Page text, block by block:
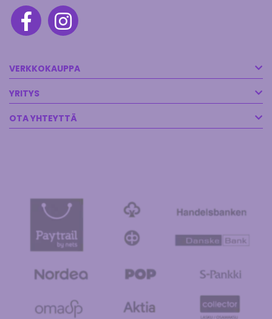
VERKKOKAUPPA
YRITYS
OTA YHTEYTTÄ